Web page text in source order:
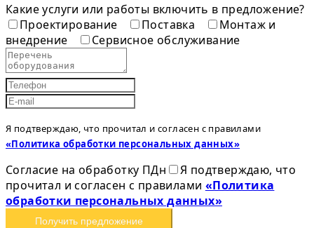
Какие услуги или работы включить в предложение?
Проектирование
Поставка
Монтаж и
внедрение
Сервисное обслуживание
Я подтверждаю, что прочитал и согласен с правилами
«Политика обработки персональных данных»
Согласие на обработку ПДн
Я подтверждаю, что
прочитал и согласен с правилами «Политика
обработки персональных данных»
Получить предложение